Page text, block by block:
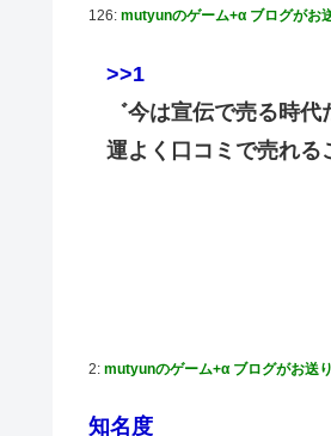
韓国人「韓国サッカー協会の
熊本県知事の要請をガン無視
【セクシー】人気美人声優、
「私達が原爆ドーム前をあけ
126: mutyunのゲーム+α ブログがお
>>1
゛今は宣伝で売る時代
運よく口コミで売れる
2: mutyunのゲーム+α ブログがお送り
知名度